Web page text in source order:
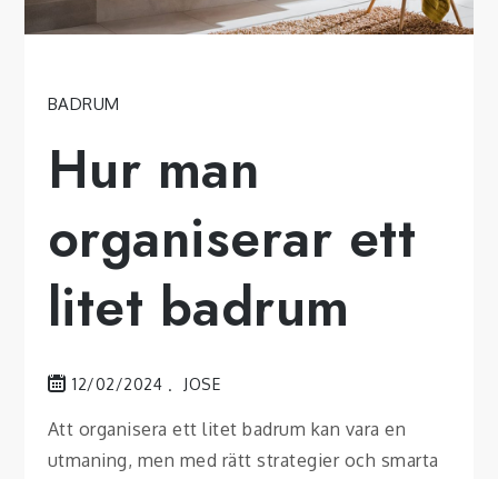
BADRUM
Hur man
organiserar ett
litet badrum
12/02/2024 JOSE
Att organisera ett litet badrum kan vara en
utmaning, men med rätt strategier och smarta